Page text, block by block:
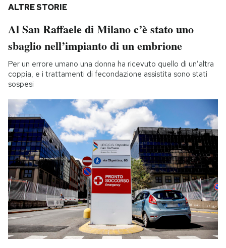
ALTRE STORIE
Al San Raffaele di Milano c’è stato uno
sbaglio nell’impianto di un embrione
Per un errore umano una donna ha ricevuto quello di un’altra
coppia, e i trattamenti di fecondazione assistita sono stati
sospesi